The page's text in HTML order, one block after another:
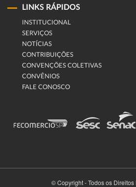
LINKS RÁPIDOS
INSTITUCIONAL
SERVIÇOS
NOTÍCIAS
CONTRIBUIÇÕES
CONVENÇÕES COLETIVAS
CONVÊNIOS
FALE CONOSCO
© Copyright - Todos os